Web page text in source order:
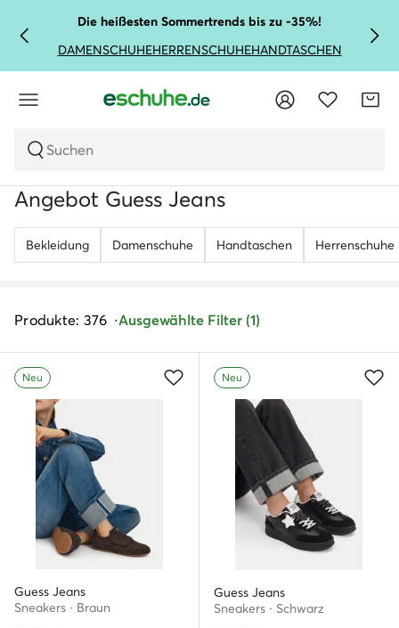
Die heißesten Sommertrends bis zu -35%!
DAMENSCHUHEHERRENSCHUHEHANDTASCHEN
Suchen
Angebot Guess Jeans
Bekleidung Damenschuhe Handtaschen Herrenschuhe
Produkte: 376 Ausgewählte Filter (1)
Neu
Guess Jeans
Sneakers · Braun
Neu
Guess Jeans
Sneakers · Schwarz